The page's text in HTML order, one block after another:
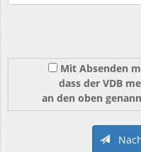
Mit Absenden
dass der VDB
an den oben